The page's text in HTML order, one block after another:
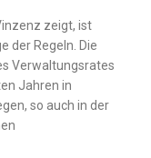
zeigt, ist
der Regeln. Die
Verwaltungsrates
Jahren in
so auch in der